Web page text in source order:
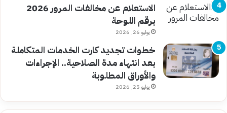
الاستعلام عن مخالفات المرور 2026
برقم اللوحة
يوليو 26, 2026
خطوات تجديد كارت الخدمات المتكاملة
بعد انتهاء مدة الصلاحية.. الإجراءات
والأوراق المطلوبة
يوليو 25, 2026